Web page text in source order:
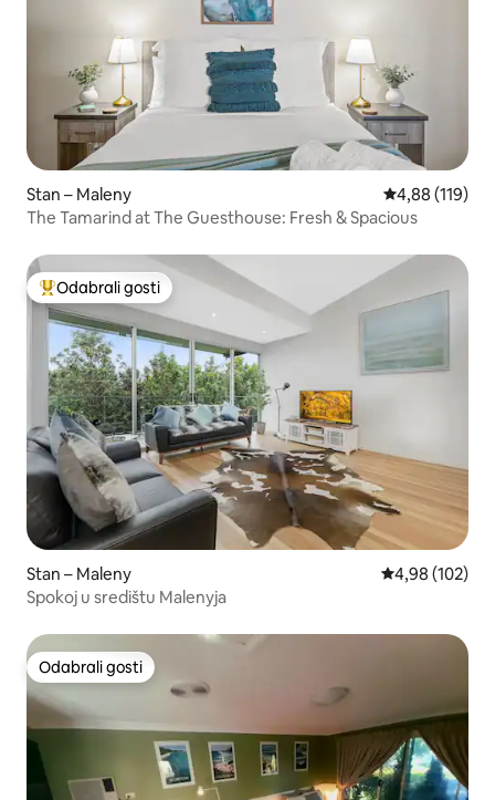
Stan – Maleny Prosječna
4,88 (119)
The Tamarind at The Guesthouse: Fresh & Spacious
Među najviše rangiranima s oznakom „Odabrali gosti”
Odabrali gosti
Stan – Maleny Prosječna
4,98 (102)
Spokoj u središtu Malenyja
Odabrali gosti
Odabrali gosti